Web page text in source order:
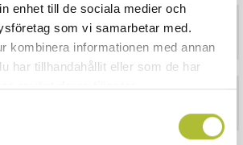
enhet till de sociala medier och
som vi samarbetar med.
kombinera informationen med annan
har tillhandahållit eller som de har
använt deras tjänster.
dig som adept?
söka?